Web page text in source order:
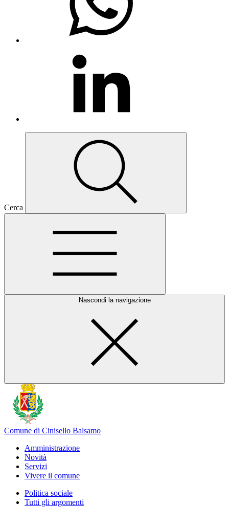
Cerca
Nascondi la navigazione
Comune di Cinisello Balsamo
Amministrazione
Novità
Servizi
Vivere il comune
Politica sociale
Tutti gli argomenti